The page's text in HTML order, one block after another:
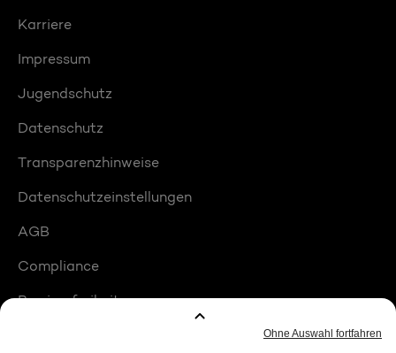
Karriere
Impressum
Jugendschutz
Datenschutz
Transparenzhinweise
Datenschutzeinstellungen
AGB
Compliance
Barrierefreiheit